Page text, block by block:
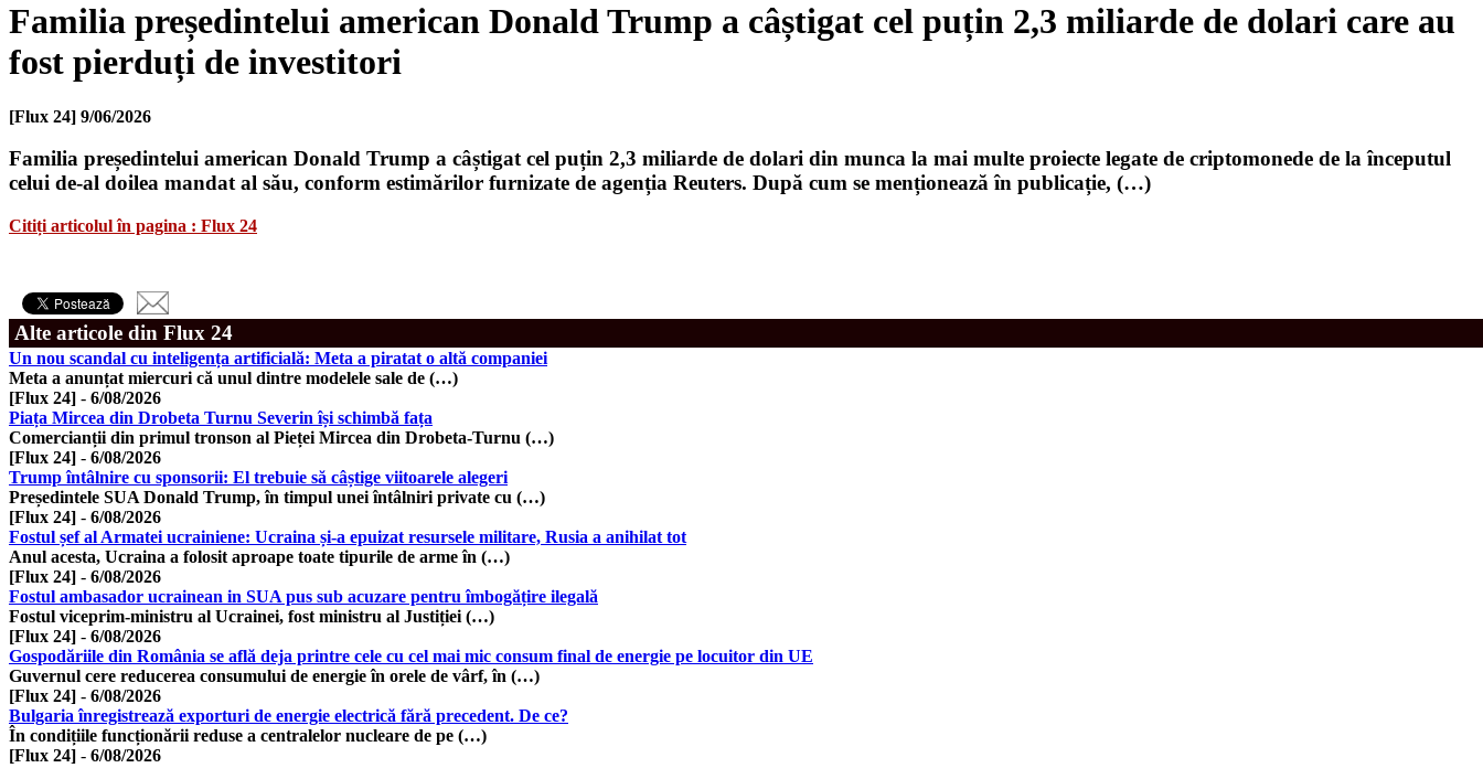
Familia președintelui american Donald Trump a câștigat cel puțin 2,3 miliarde de dolari care au
fost pierduți de investitori
[Flux 24] 9/06/2026
Familia președintelui american Donald Trump a câștigat cel puțin 2,3 miliarde de dolari din munca la mai multe proiecte legate de criptomonede de la începutul
celui de-al doilea mandat al său, conform estimărilor furnizate de agenția Reuters. După cum se menționează în publicație, (…)
Citiți articolul în pagina : Flux 24
Alte articole din Flux 24
Un nou scandal cu inteligența artificială: Meta a piratat o altă companiei
Meta a anunțat miercuri că unul dintre modelele sale de (…)
[Flux 24] - 6/08/2026
Piața Mircea din Drobeta Turnu Severin își schimbă fața
Comercianții din primul tronson al Pieței Mircea din Drobeta-Turnu (…)
[Flux 24] - 6/08/2026
Trump întâlnire cu sponsorii: El trebuie să câștige viitoarele alegeri
Președintele SUA Donald Trump, în timpul unei întâlniri private cu (…)
[Flux 24] - 6/08/2026
Fostul șef al Armatei ucrainiene: Ucraina și-a epuizat resursele militare, Rusia a anihilat tot
Anul acesta, Ucraina a folosit aproape toate tipurile de arme în (…)
[Flux 24] - 6/08/2026
Fostul ambasador ucrainean in SUA pus sub acuzare pentru îmbogățire ilegală
Fostul viceprim-ministru al Ucrainei, fost ministru al Justiției (…)
[Flux 24] - 6/08/2026
Gospodăriile din România se află deja printre cele cu cel mai mic consum final de energie pe locuitor din UE
Guvernul cere reducerea consumului de energie în orele de vârf, în (…)
[Flux 24] - 6/08/2026
Bulgaria înregistrează exporturi de energie electrică fără precedent. De ce?
În condițiile funcționării reduse a centralelor nucleare de pe (…)
[Flux 24] - 6/08/2026